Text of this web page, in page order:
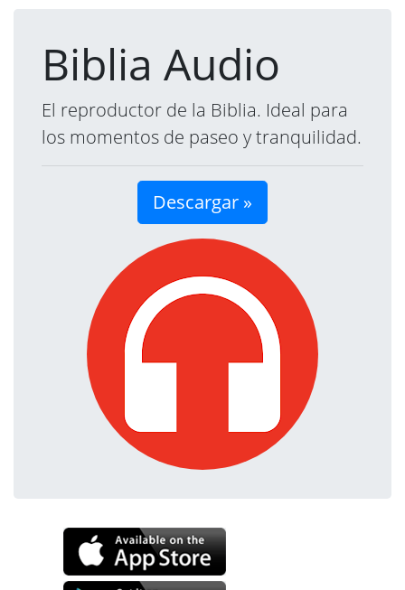
Biblia Audio
El reproductor de la Biblia. Ideal para
los momentos de paseo y tranquilidad.
Descargar »